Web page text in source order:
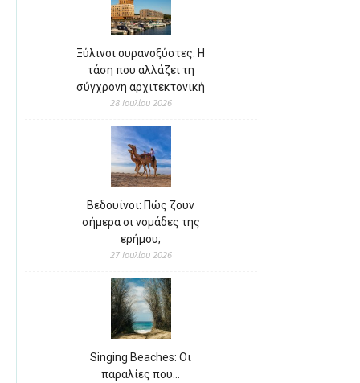
Ξύλινοι ουρανοξύστες: Η
τάση που αλλάζει τη
σύγχρονη αρχιτεκτονική
28 Ιουλίου 2026
Βεδουίνοι: Πώς ζουν
σήμερα οι νομάδες της
ερήμου;
27 Ιουλίου 2026
Singing Beaches: Οι
παραλίες που…